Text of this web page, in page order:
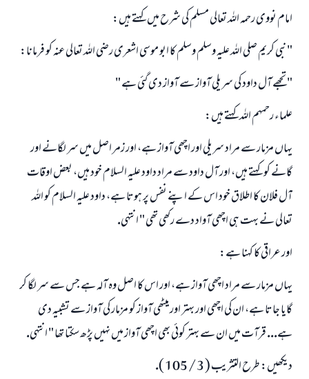
امام نووى رحمہ اللہ تعالى مسلم كى شرح ميں كہتے ہيں:
" نبى كريم صلى اللہ عليہ وسلم وسلم كا ابو موسى اشعرى رضى اللہ تعالى عنہ كو فرمانا:
" تجھے آل داود كى سريلى آواز سے آواز دى گئى ہے "
علماء رحمہم اللہ كہتے ہيں:
يہاں مزمار سے مراد سريلى اور اچھى آواز ہے، اور زمر اصل ميں سر لگانے اور
گانے كو كہتے ہيں، اور آل داود سے مراد داود عليہ السلام خود ہيں، بعض اوقات
آل فلان كا اطلاق خود اس كے اپنے نفس پر ہوتا ہے، داود عليہ السلام كو اللہ
تعالى نے بہت ہى اچھى آواد دے ركھى تھى " انتہى.
اور عراقى كا كہنا ہے:
يہاں مزمار سے مراد اچھى آواز ہے، اور اس كا اصل وہ آلہ ہے جس سے سر لگا كر
گايا جاتا ہے، ان كى اچھى اور بہتر اور ميٹھى آواز كو مزمار كى آواز سے تشبيہ دى
ہے... قرآت ميں ان سے بہتر كوئى بھى اچھى آواز ميں نہيں پڑھ سكتا تھا " انتہى.
ديكھيں: طرح التثريب ( 3 / 105 ).
جواب نمبر 110845 نے نکاح ٹوٹنے سے بچایا۔
امت مسلمہ کے واسطے جوابات پیش کرنے کے لیے ہماری مدد کریں
رسول اللہ صلی اللہ علیہ و سلم کا فرمان ہے: